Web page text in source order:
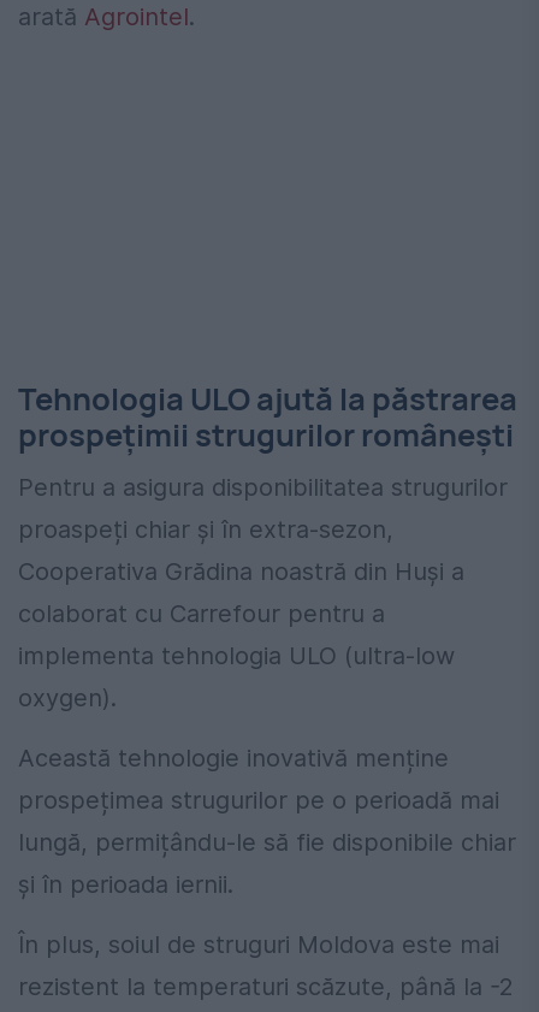
arată Agrointel.
Tehnologia ULO ajută la păstrarea
prospețimii strugurilor românești
Pentru a asigura disponibilitatea strugurilor
proaspeți chiar și în extra-sezon,
Cooperativa Grădina noastră din Huși a
colaborat cu Carrefour pentru a
implementa tehnologia ULO (ultra-low
oxygen).
Această tehnologie inovativă menține
prospețimea strugurilor pe o perioadă mai
lungă, permițându-le să fie disponibile chiar
și în perioada iernii.
În plus, soiul de struguri Moldova este mai
rezistent la temperaturi scăzute, până la -2